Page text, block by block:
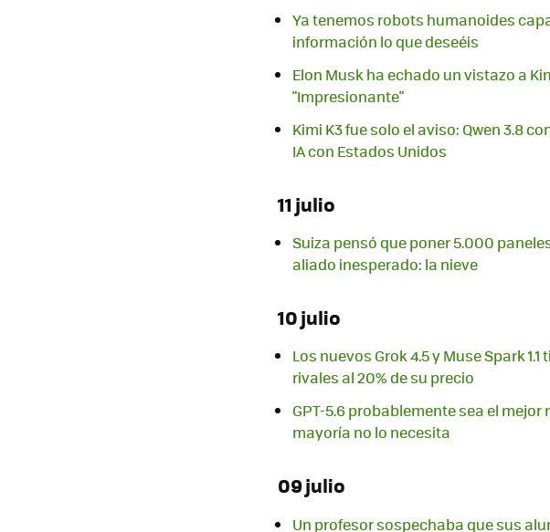
Ya tenemos robots humanoides
información lo que deseéis
Elon Musk ha echado un vistazo a
"Impresionante"
Kimi K3 fue solo el aviso: Qwen 3.8
IA con Estados Unidos
11 julio
Suiza pensó que poner 5.000
aliado inesperado: la nieve
10 julio
Los nuevos Grok 4.5 y Muse Spark
rivales al 20% de su precio
GPT-5.6 probablemente sea el
mayoría no lo necesita
09 julio
Un profesor sospechaba que sus